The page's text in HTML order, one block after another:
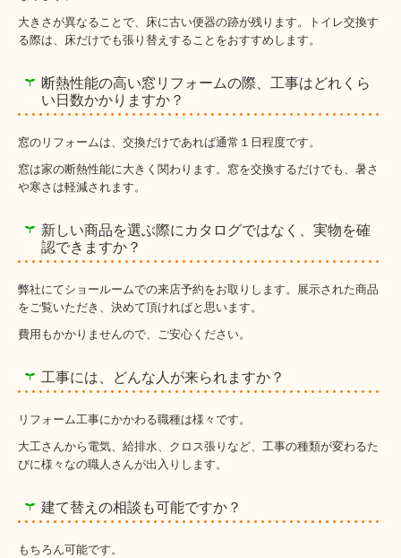
大きさが異なることで、床に古い便器の跡が残ります。トイレ交換す
る際は、床だけでも張り替えすることをおすすめします。
断熱性能の高い窓リフォームの際、工事はどれくら
い日数かかりますか？
窓のリフォームは、交換だけであれば通常１日程度です。
窓は家の断熱性能に大きく関わります。窓を交換するだけでも、暑さ
や寒さは軽減されます。
新しい商品を選ぶ際にカタログではなく、実物を確
認できますか？
弊社にてショールームでの来店予約をお取りします。展示された商品
をご覧いただき、決めて頂ければと思います。
費用もかかりませんので、ご安心ください。
工事には、どんな人が来られますか？
リフォーム工事にかかわる職種は様々です。
大工さんから電気、給排水、クロス張りなど、工事の種類が変わるた
びに様々なの職人さんが出入りします。
建て替えの相談も可能ですか？
もちろん可能です。